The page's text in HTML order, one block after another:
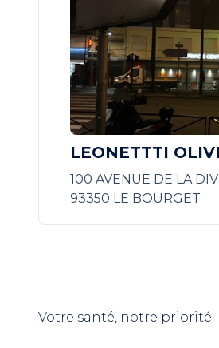
LEONETTTI
100 AVENUE DE LA
93350 LE BOURGET
Votre santé, notre priorité